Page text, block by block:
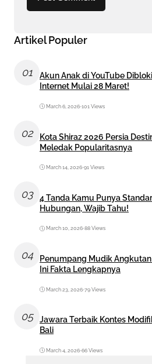
Artikel Populer
01
Akun Anak di YouTube
Internet Mulai 28 Maret!
March 6, 2026•101 Views
02
Kota Shiraz 2026 Persia
Meledak Popularitasnya
March 14, 2026•91 Views
03
4 Tanda Kamu Punya
Hubungan, Wajib Tahu!
March 10, 2026•88 Views
04
Penumpang Mudik
Ini Fakta Lengkapnya
March 23, 2026•79 Views
05
Jawara Terbaik Kontes
Bali
March 4, 2026•66 Views